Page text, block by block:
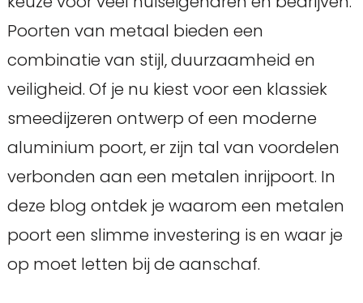
Poorten van metaal bieden een
combinatie van stijl, duurzaamheid en
veiligheid. Of je nu kiest voor een klassiek
smeedijzeren ontwerp of een moderne
aluminium poort, er zijn tal van voordelen
verbonden aan een metalen inrijpoort. In
deze blog ontdek je waarom een metalen
poort een slimme investering is en waar je
op moet letten bij de aanschaf.